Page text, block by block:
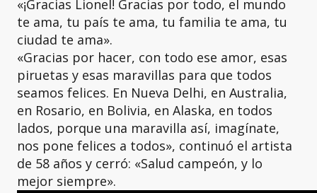
«¡Gracias Lionel! Gracias por todo, el mundo
te ama, tu país te ama, tu familia te ama, tu
ciudad te ama».
«Gracias por hacer, con todo ese amor, esas
piruetas y esas maravillas para que todos
seamos felices. En Nueva Delhi, en Australia,
en Rosario, en Bolivia, en Alaska, en todos
lados, porque una maravilla así, imagínate,
nos pone felices a todos», continuó el artista
de 58 años y cerró: «Salud campeón, y lo
mejor siempre».